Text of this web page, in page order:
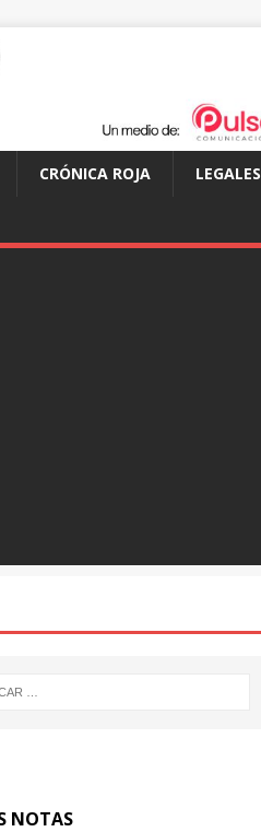
CRÓNICA ROJA LEGALES
NOTAS